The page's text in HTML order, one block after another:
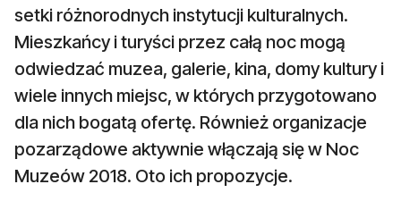
setki różnorodnych instytucji kulturalnych.
Mieszkańcy i turyści przez całą noc mogą
odwiedzać muzea, galerie, kina, domy kultury i
wiele innych miejsc, w których przygotowano
dla nich bogatą ofertę. Również organizacje
pozarządowe aktywnie włączają się w Noc
Muzeów 2018. Oto ich propozycje.